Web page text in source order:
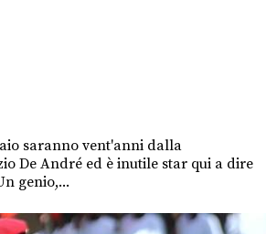
saranno vent'anni dalla
De André ed è inutile star qui a dire
genio,...